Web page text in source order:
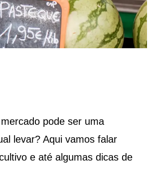
pode ser uma
levar? Aqui vamos falar
e até algumas dicas de